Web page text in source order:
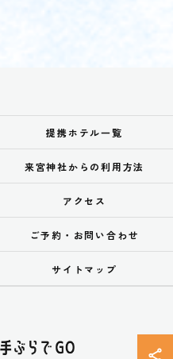
提携ホテル一覧
来宮神社からの利用方法
アクセス
ご予約・お問い合わせ
サイトマップ